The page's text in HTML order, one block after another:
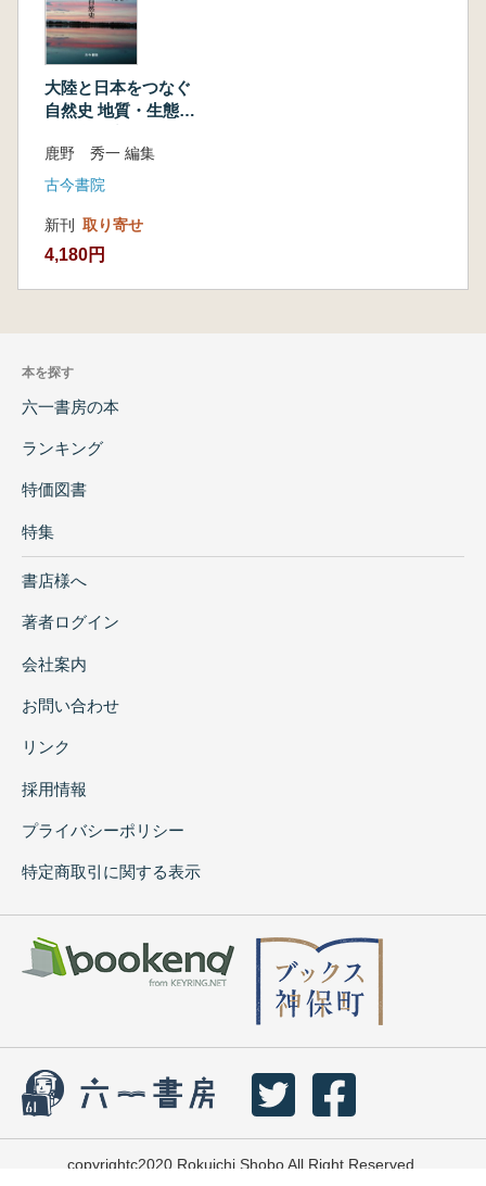
大陸と日本をつなぐ
自然史 地質・生態系
鹿野 秀一 編集
古今書院
新刊 取り寄せ
4,180円
本を探す
六一書房の本
ランキング
特価図書
特集
書店様へ
著者ログイン
会社案内
お問い合わせ
リンク
採用情報
プライバシーポリシー
特定商取引に関する表示
copyrightc2020 Rokuichi Shobo All Right Reserved.